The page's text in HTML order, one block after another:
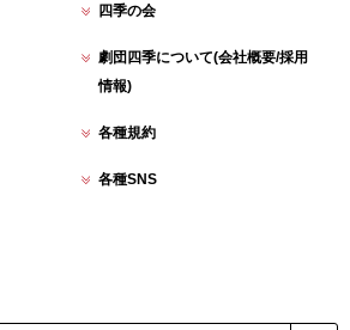
四季の会
劇団四季について(会社概要/採用
情報)
各種規約
各種SNS